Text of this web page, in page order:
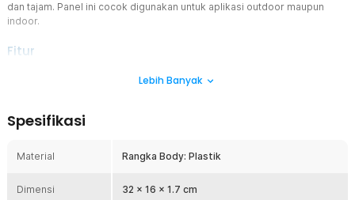
dan tajam. Panel ini cocok digunakan untuk aplikasi outdoor maupun
indoor.
Fitur
Resolusi dan Ukuran Terbaik
Selaras dengan resolusinya, panel modul ini memiliki ukuran 32 x
kegiatan pemasaran.
Keunggulan lain dari panel modul LED ini adalah kemampuannya
Lebih Banyak
Spesifikasi
Material Rangka Body: Plastik
Dimensi 32 x 16 x 1.7 cm